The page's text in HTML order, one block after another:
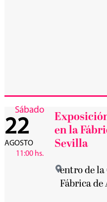
Sábado
22
AGOSTO
11:00 hs.
en la
Sevilla
entro de
Fábrica